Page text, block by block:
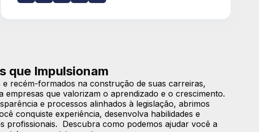
que Impulsionam
e recém-formados na construção de suas carreiras,
empresas que valorizam o aprendizado e o crescimento.
e processos alinhados à legislação, abrimos
conquiste experiência, desenvolva habilidades e
profissionais. Descubra como podemos ajudar você a